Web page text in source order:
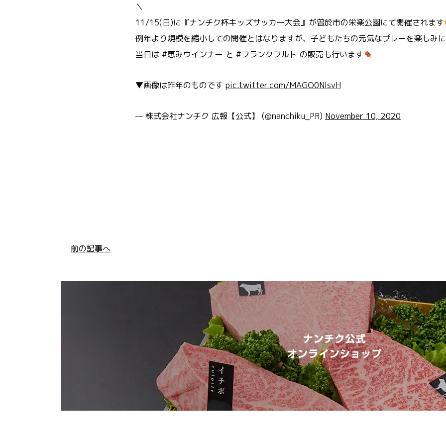
＼
11/15(日)に『ナンチク杯キッズサッカー大会』が曽於市の栄楽公園にて開催されます
例年より規模を縮小しての開催とはなりますが、子どもたちの元気なプレーを楽しみ
当日は #恵みウインナー と #フランクフルト の販売も行います
▼画像は昨年のものです pic.twitter.com/MAGO0NlsvH
— 株式会社ナンチク 広報【公式】 (@nanchiku_PR) November 10, 2020
前の記事へ